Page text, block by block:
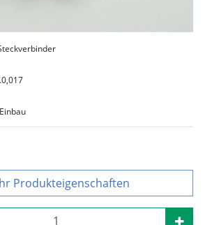
0,017
Produkteigenschaften